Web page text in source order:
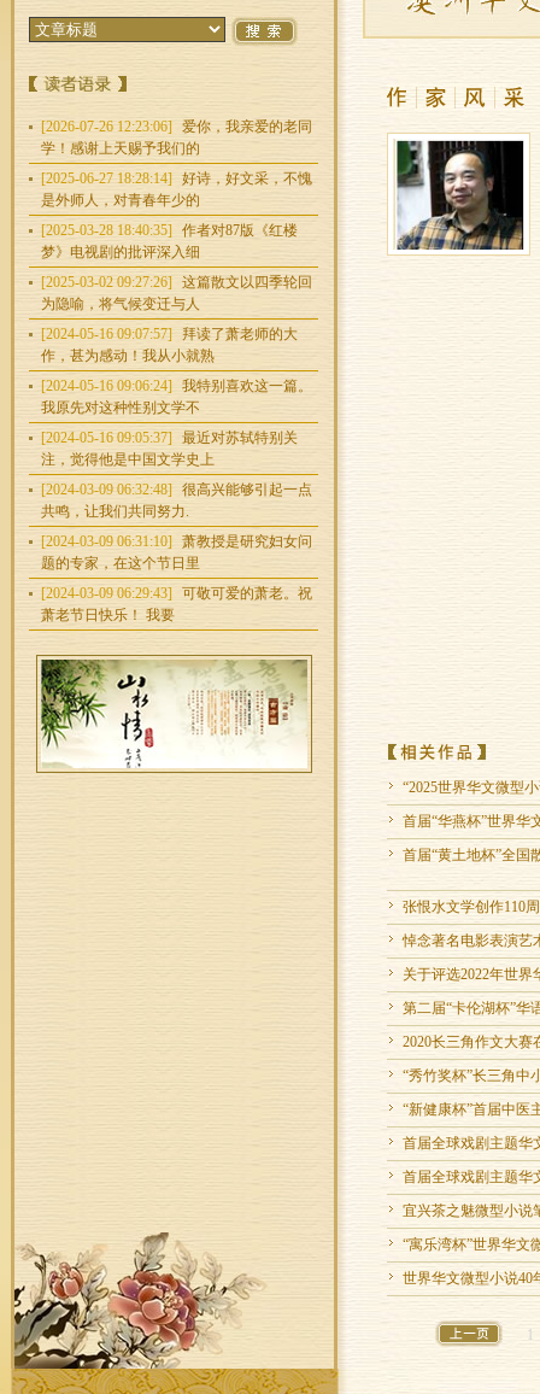
[2026-07-26 12:23:06]
爱你，我亲爱的老同
学！感谢上天赐予我们的
[2025-06-27 18:28:14]
好诗，好文采，不愧
是外师人，对青春年少的
[2025-03-28 18:40:35]
作者对87版《红楼
梦》电视剧的批评深入细
[2025-03-02 09:27:26]
这篇散文以四季轮回
为隐喻，将气候变迁与人
[2024-05-16 09:07:57]
拜读了萧老师的大
作，甚为感动！我从小就熟
[2024-05-16 09:06:24]
我特别喜欢这一篇。
我原先对这种性别文学不
[2024-05-16 09:05:37]
最近对苏轼特别关
注，觉得他是中国文学史上
[2024-03-09 06:32:48]
很高兴能够引起一点
共鸣，让我们共同努力.
[2024-03-09 06:31:10]
萧教授是研究妇女问
题的专家，在这个节日里
[2024-03-09 06:29:43]
可敬可爱的萧老。祝
萧老节日快乐！ 我要
“2025世界华文微型
首届“华燕杯”世界华
首届“黄土地杯”全国
张恨水文学创作110
悼念著名电影表演艺
关于评选2022年世
第二届“卡伦湖杯”华
2020长三角作文大赛
“秀竹奖杯”长三角中
“新健康杯”首届中医
首届全球戏剧主题华
首届全球戏剧主题华
宜兴茶之魅微型小说
“寓乐湾杯”世界华文
世界华文微型小说40